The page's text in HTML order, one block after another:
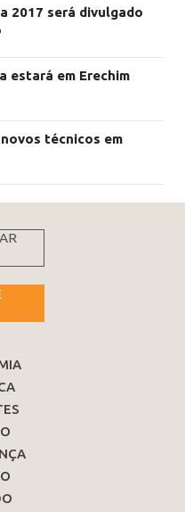
2017 será divulgado
estará em Erechim
técnicos em